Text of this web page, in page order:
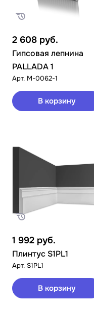
2 608 руб.
Гипсовая лепнина
PALLADA 1
Арт. M-0062-1
В корзину
1 992 руб.
Плинтус S1PL1
Арт. S1PL1
В корзину